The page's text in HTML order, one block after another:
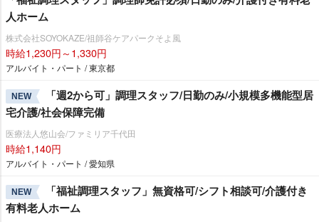
人ホーム
株式会社SOYOKAZE/祖師谷ケアパークそよ風
時給1,230円～1,330円
アルバイト・パート / 東京都
NEW
「週2から可」調理スタッフ/日勤のみ/小規模多機能型居
宅介護/社会保障完備
医療法人悠山会/ファミリア千代田
時給1,140円
アルバイト・パート / 愛知県
NEW
「福祉調理スタッフ」無資格可/シフト相談可/介護付き
有料老人ホーム